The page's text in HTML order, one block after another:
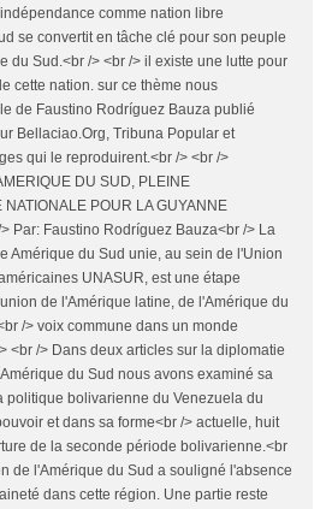
comme nation libre
se convertit en tâche clé pour son peuple
du Sud.<br /> <br /> il existe une lutte pour
cette nation. sur ce thème nous
de Faustino Rodríguez Bauza publié
Bellaciao.Org, Tribuna Popular et
qui le reproduirent.<br /> <br />
DU SUD, PLEINE
NATIONALE POUR LA GUYANNE
Par: Faustino Rodríguez Bauza<br /> La
Amérique du Sud unie, au sein de l'Union
UNASUR, est une étape
de l'Amérique latine, de l'Amérique du
/> voix commune dans un monde
<br /> Dans deux articles sur la diplomatie
du Sud nous avons examiné sa
politique bolivarienne du Venezuela du
et dans sa forme<br /> actuelle, huit
de la seconde période bolivarienne.<br
de l'Amérique du Sud a souligné l'absence
dans cette région. Une partie reste